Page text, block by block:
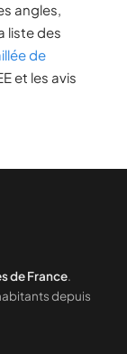
angles,
liste des
de
et les avis
de France.
depuis